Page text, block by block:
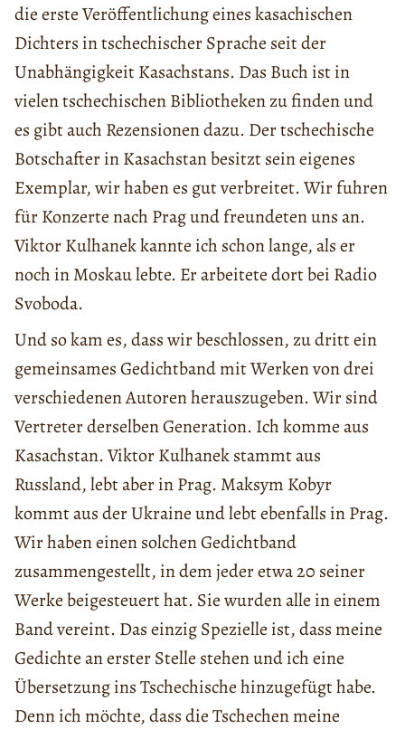
die erste Veröffentlichung eines kasachischen
Dichters in tschechischer Sprache seit der
Unabhängigkeit Kasachstans. Das Buch ist in
vielen tschechischen Bibliotheken zu finden und
es gibt auch Rezensionen dazu. Der tschechische
Botschafter in Kasachstan besitzt sein eigenes
Exemplar, wir haben es gut verbreitet. Wir fuhren
für Konzerte nach Prag und freundeten uns an.
Viktor Kulhanek kannte ich schon lange, als er
noch in Moskau lebte. Er arbeitete dort bei Radio
Svoboda.
Und so kam es, dass wir beschlossen, zu dritt ein
gemeinsames Gedichtband mit Werken von drei
verschiedenen Autoren herauszugeben. Wir sind
Vertreter derselben Generation. Ich komme aus
Kasachstan. Viktor Kulhanek stammt aus
Russland, lebt aber in Prag. Maksym Kobyr
kommt aus der Ukraine und lebt ebenfalls in Prag.
Wir haben einen solchen Gedichtband
zusammengestellt, in dem jeder etwa 20 seiner
Werke beigesteuert hat. Sie wurden alle in einem
Band vereint. Das einzig Spezielle ist, dass meine
Gedichte an erster Stelle stehen und ich eine
Übersetzung ins Tschechische hinzugefügt habe.
Denn ich möchte, dass die Tschechen meine